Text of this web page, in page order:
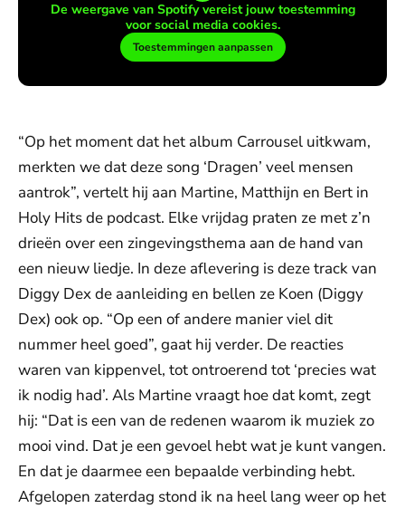
De weergave van Spotify vereist jouw toestemming
voor social media cookies.
Toestemmingen aanpassen
“Op het moment dat het album Carrousel uitkwam,
merkten we dat deze song ‘Dragen’ veel mensen
aantrok”, vertelt hij aan Martine, Matthijn en Bert in
Holy Hits de podcast. Elke vrijdag praten ze met z’n
drieën over een zingevingsthema aan de hand van
een nieuw liedje. In deze aflevering is deze track van
Diggy Dex de aanleiding en bellen ze Koen (Diggy
Dex) ook op. “Op een of andere manier viel dit
nummer heel goed”, gaat hij verder. De reacties
waren van kippenvel, tot ontroerend tot ‘precies wat
ik nodig had’. Als Martine vraagt hoe dat komt, zegt
hij: “Dat is een van de redenen waarom ik muziek zo
mooi vind. Dat je een gevoel hebt wat je kunt vangen.
En dat je daarmee een bepaalde verbinding hebt.
Afgelopen zaterdag stond ik na heel lang weer op het